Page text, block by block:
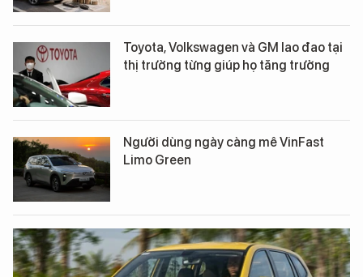
Toyota, Volkswagen và GM lao đao tại
thị trường từng giúp họ tăng trưởng
Người dùng ngày càng mê VinFast
Limo Green